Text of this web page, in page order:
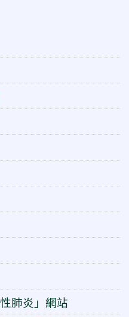
肺炎」網站